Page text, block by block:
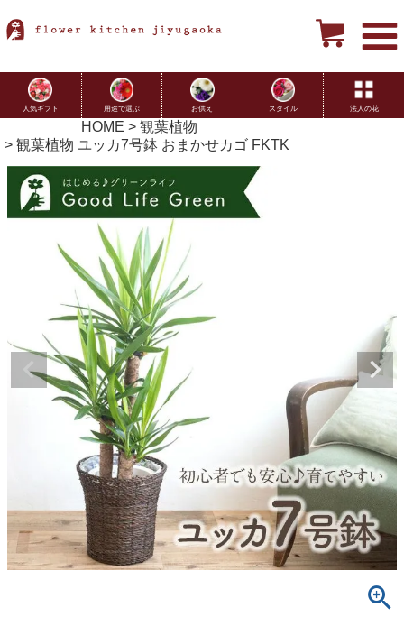
人気ギフト 用途で選ぶ お供え スタイル 法人の花
HOME
観葉植物
観葉植物 ユッカ7号鉢 おまかせカゴ FKTK